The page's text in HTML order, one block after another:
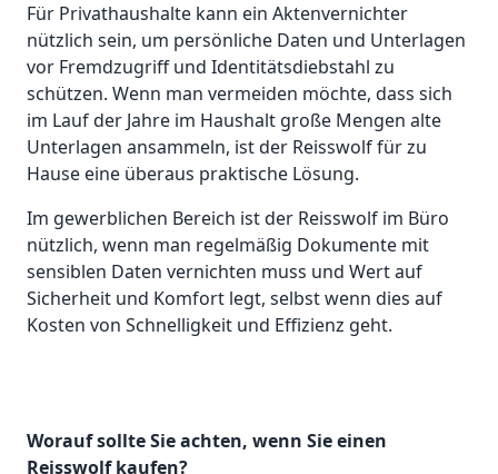
Für Privathaushalte kann ein Aktenvernichter
nützlich sein, um persönliche Daten und Unterlagen
vor Fremdzugriff und Identitätsdiebstahl zu
schützen. Wenn man vermeiden möchte, dass sich
im Lauf der Jahre im Haushalt große Mengen alte
Unterlagen ansammeln, ist der Reisswolf für zu
Hause eine überaus praktische Lösung.
Im gewerblichen Bereich ist der Reisswolf im Büro
nützlich, wenn man regelmäßig Dokumente mit
sensiblen Daten vernichten muss und Wert auf
Sicherheit und Komfort legt, selbst wenn dies auf
Kosten von Schnelligkeit und Effizienz geht.
Worauf sollte Sie achten, wenn Sie einen
Reisswolf kaufen?